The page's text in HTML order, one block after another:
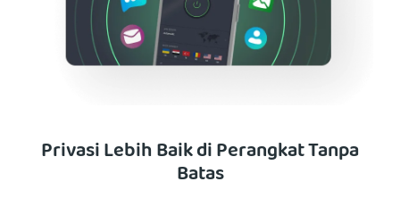
Privasi Lebih Baik di Perangkat Tanpa
Batas